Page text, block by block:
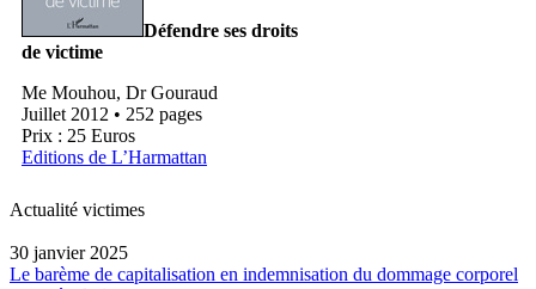
Défendre ses droits
de victime
Me Mouhou, Dr Gouraud
Juillet 2012 • 252 pages
Prix : 25 Euros
Editions de L’Harmattan
Actualité victimes
30 janvier 2025
Le barème de capitalisation en indemnisation du dommage corporel